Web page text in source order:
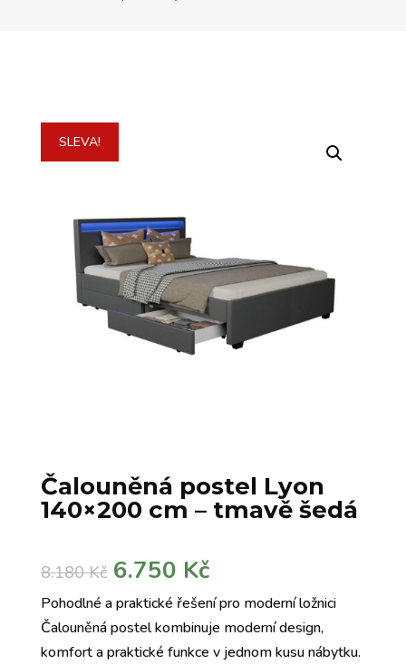
SLEVA!
Čalouněná postel Lyon
140×200 cm – tmavě šedá
8.180Kč Původní
cena
byla:
8.180 Kč.
6.750 KčAktuální
cena
je:
6.750 Kč.
Pohodlné a praktické řešení pro moderní ložnici
Čalouněná postel kombinuje moderní design,
komfort a praktické funkce v jednom kusu nábytku.